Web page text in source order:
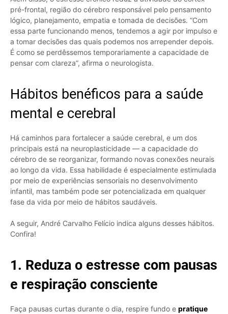
pré-frontal, região do cérebro responsável pelo pensamento
lógico, planejamento, empatia e tomada de decisões. “Com
essa parte funcionando menos, tendemos a agir por impulso e
a tomar decisões das quais podemos nos arrepender depois.
É como se perdêssemos temporariamente a capacidade de
pensar com clareza”, afirma o neurologista.
Hábitos benéficos para a saúde
mental e cerebral
Há caminhos para fortalecer a saúde cerebral, e um dos
principais está na neuroplasticidade — a capacidade do
cérebro de se reorganizar, formando novas conexões neurais
ao longo da vida. Essa habilidade é especialmente estimulada
por meio de experiências sensoriais no desenvolvimento
infantil, mas também pode ser potencializada em qualquer
fase da vida por meio de hábitos saudáveis.
A seguir, André Carvalho Felício indica alguns desses hábitos.
Confira!
1. Reduza o estresse com pausas
e respiração consciente
Faça pausas curtas durante o dia, respire fundo e pratique